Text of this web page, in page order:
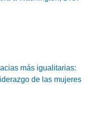
más igualitarias:
de las mujeres